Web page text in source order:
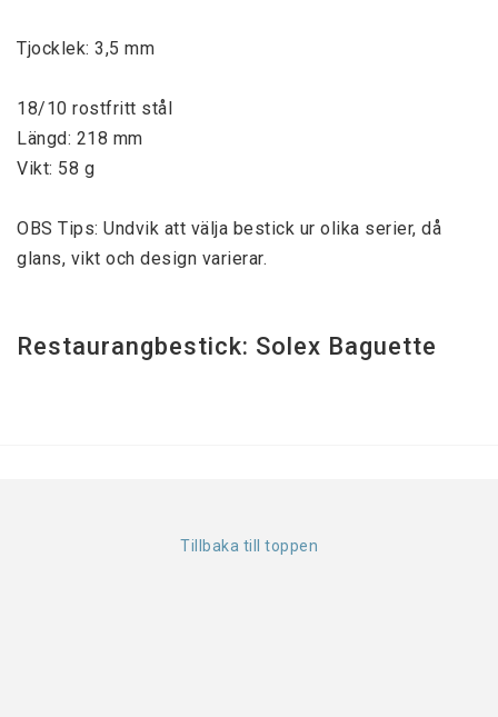
Tjocklek: 3,5 mm
18/10 rostfritt stål
Längd: 218 mm
Vikt: 58 g
OBS Tips: Undvik att välja bestick ur olika serier, då
glans, vikt och design varierar.
Restaurangbestick: Solex Baguette
Tillbaka till toppen